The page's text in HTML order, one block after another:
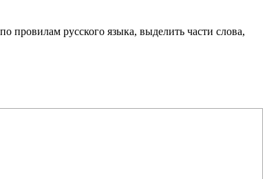
провилам русского языка, выделить части слова,